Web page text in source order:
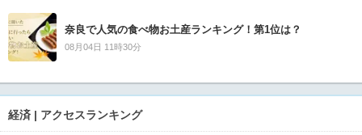
奈良で人気の食べ物お土産ランキング！第1位は？
08月04日 11時30分
経済 | アクセスランキング